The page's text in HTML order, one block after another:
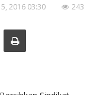
2016 03:30 243